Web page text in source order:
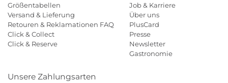
Größentabellen
Versand & Lieferung
Retouren & Reklamationen FAQ
Click & Collect
Click & Reserve
Job & Karriere
Über uns
PlusCard
Presse
Newsletter
Gastronomie
Unsere Zahlungsarten